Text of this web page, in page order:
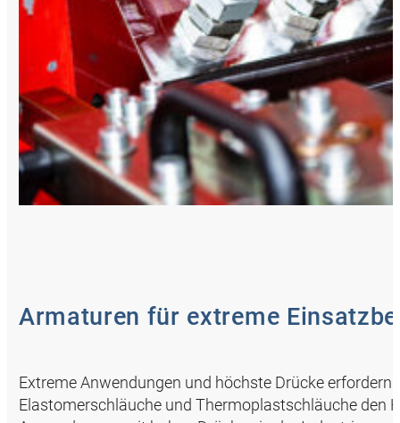
Armaturen für extreme
Extreme Anwendungen und höchste Drücke
Elastomerschläuche und Thermoplastschläuche den